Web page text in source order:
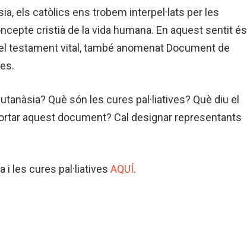
els catòlics ens trobem interpel·lats per les
cristià de la vida humana. En aquest sentit és
testament vital, també anomenat Document de
Què són les cures pal·liatives? Què diu el
aquest document? Cal designar representants
i les cures pal·liatives AQUÍ.